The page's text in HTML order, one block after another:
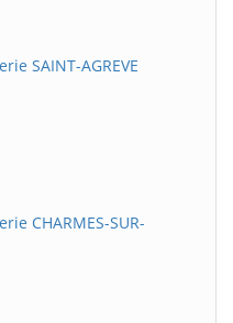
SAINT-AGREVE
CHARMES-SUR-